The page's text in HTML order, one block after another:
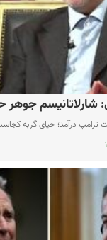
شارلاتانیسم
ترامپ درآمد؛ حیای گربه